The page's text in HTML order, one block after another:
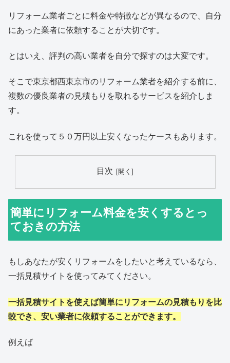
リフォーム業者ごとに料金や特徴などが異なるので、自分
にあった業者に依頼することが大切です。
とはいえ、評判の高い業者を自分で探すのは大変です。
そこで東京都西東京市のリフォーム業者を紹介する前に、
複数の優良業者の見積もりを取れるサービスを紹介しま
す。
これを使って５０万円以上安くなったケースもあります。
目次
簡単にリフォーム料金を安くするとっ
ておきの方法
もしあなたが安くリフォームをしたいと考えているなら、
一括見積サイトを使ってみてください。
一括見積サイトを使えば簡単にリフォームの見積もりを比
較でき、安い業者に依頼することができます。
例えば